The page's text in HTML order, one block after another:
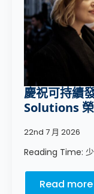
慶祝可持續
Solutions 榮
22nd 7 月 2026
Reading Time:
Read more